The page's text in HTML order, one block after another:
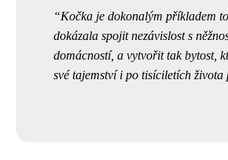
Kočka je dokonalým příkladem
dokázala spojit nezávislost s
domácností, a vytvořit tak bytost,
své tajemství i po tisíciletích života